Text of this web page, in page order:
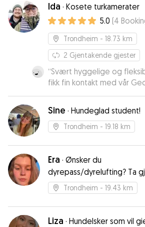
Ida · Kosete turkamerater
5.0 (4
Trondheim - 18.73 km
2 Gjentakende gjester
“Svært hyggelige og
fikk fin kontakt med vår
roen hos dem”
Sine · Hundeglad student!
Trondheim - 19.18 km
Era · Ønsker du
dyrepass/dyrelufting? Ta
kontakt☺️
Trondheim - 19.43 km
Liza · Hundelsker som vil